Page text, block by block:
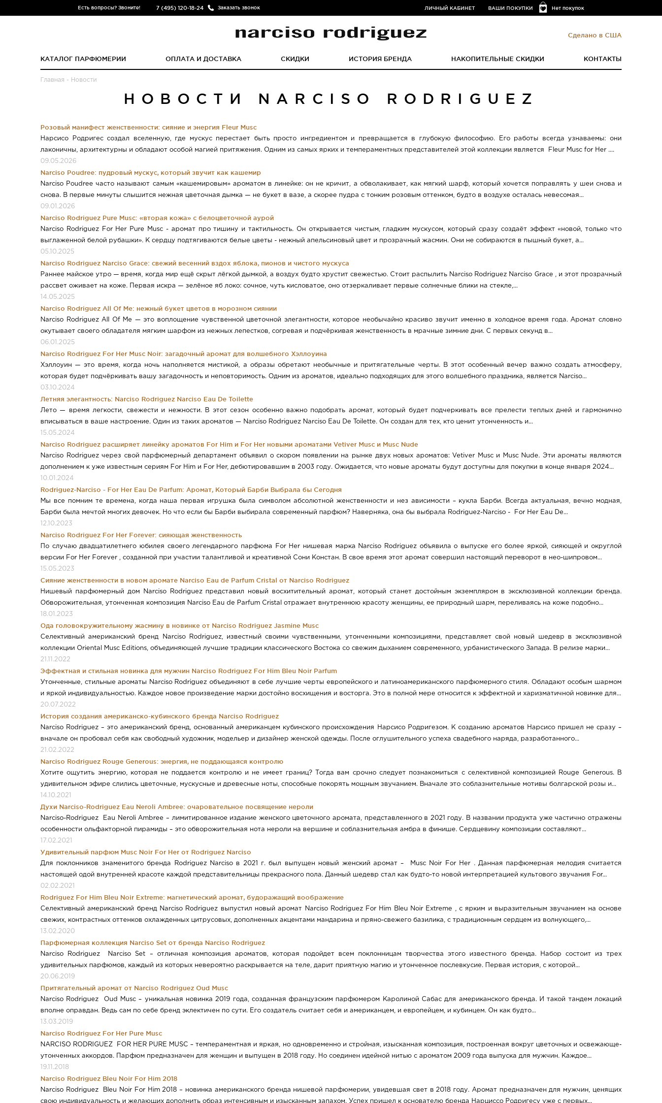
Есть вопросы? Звоните! 7 (495) 120-18-24 Заказать звонок Нет покупок
ЛИЧНЫЙ КАБИНЕТ ВАШИ ПОКУПКИ
Сделано в США
КАТАЛОГ ПАРФЮМЕРИИ ОПЛАТА И ДОСТАВКА СКИДКИ ИСТОРИЯ БРЕНДА НАКОПИТЕЛЬНЫЕ СКИДКИ КОНТАКТЫ
Главная - Новости
НОВОСТИ NARCISO RODRIGUEZ
Розовый манифест женственности: сияние и энергия Fleur Musc
Нарсисо Родригес создал вселенную, где мускус перестает быть просто ингредиентом и превращается в глубокую философию. Его работы всегда узнаваемы: они
лаконичны, архитектурны и обладают особой магией притяжения. Одним из самых ярких и темпераментных представителей этой коллекции является Fleur Musc for Her ....
09.05.2026
Narciso Poudree: пудровый мускус, который звучит как кашемир
Narciso Poudree часто называют самым «кашемировым» ароматом в линейке: он не кричит, а обволакивает, как мягкий шарф, который хочется поправлять у шеи снова и
снова. В первые минуты слышится нежная цветочная дымка — не букет в вазе, а скорее пудра с тонким розовым оттенком, будто в воздухе осталась невесомая...
09.01.2026
Narciso Rodriguez Pure Musc: «вторая кожа» с белоцветочной аурой
Narciso Rodriguez For Her Pure Musc - аромат про тишину и тактильность. Он открывается чистым, гладким мускусом, который сразу создаёт эффект «новой, только что
выглаженной белой рубашки». К сердцу подтягиваются белые цветы - нежный апельсиновый цвет и прозрачный жасмин. Они не собираются в пышный букет, а...
05.10.2025
Narciso Rodriguez Narciso Grace: свежий весенний вздох яблока, пионов и чистого мускуса
Раннее майское утро — время, когда мир ещё скрыт лёгкой дымкой, а воздух будто хрустит свежестью. Стоит распылить Narciso Rodriguez Narciso Grace , и этот прозрачный
рассвет оживает на коже. Первая искра — зелёное яб локо: сочное, чуть кисловатое, оно отзеркаливает первые солнечные блики на стекле,...
14.05.2025
Narciso Rodriguez All Of Me: нежный букет цветов в морозном сиянии
Narciso Rodriguez All Of Me — это воплощение чувственной цветочной элегантности, которое необычайно красиво звучит именно в холодное время года. Аромат словно
окутывает своего обладателя мягким шарфом из нежных лепестков, согревая и подчёркивая женственность в мрачные зимние дни. С первых секунд в...
06.01.2025
Narciso Rodriguez For Her Musc Noir: загадочный аромат для волшебного Хэллоуина
Хэллоуин — это время, когда ночь наполняется мистикой, а образы обретают необычные и притягательные черты. В этот особенный вечер важно создать атмосферу,
которая будет подчёркивать вашу загадочность и неповторимость. Одним из ароматов, идеально подходящих для этого волшебного праздника, является Narciso...
03.10.2024
Летняя элегантность: Narciso Rodriguez Narciso Eau De Toilette
Лето — время легкости, свежести и нежности. В этот сезон особенно важно подобрать аромат, который будет подчеркивать все прелести теплых дней и гармонично
вписываться в ваше настроение. Один из таких ароматов — Narciso Rodriguez Narciso Eau De Toilette. Он создан для тех, кто ценит утонченность и...
15.05.2024
Narciso Rodriguez расширяет линейку ароматов For Him и For Her новыми ароматами Vetiver Musc и Musc Nude
Narciso Rodriguez через свой парфюмерный департамент объявил о скором появлении на рынке двух новых ароматов: Vetiver Musc и Musc Nude. Эти ароматы являются
дополнением к уже известным сериям For Him и For Her, дебютировавшим в 2003 году. Ожидается, что новые ароматы будут доступны для покупки в конце января 2024...
10.01.2024
Rodriguez-Narciso - For Her Eau De Parfum: Аромат, Который Барби Выбрала бы Сегодня
Мы все помним те времена, когда наша первая игрушка была символом абсолютной женственности и нез ависимости – кукла Барби. Всегда актуальная, вечно модная,
Барби была мечтой многих девочек. Но что если бы Барби выбирала современный парфюм? Наверняка, она бы выбрала Rodriguez-Narciso - For Her Eau De...
12.10.2023
Narciso Rodriguez For Her Forever: сияющая женственность
По случаю двадцатилетнего юбилея своего легендарного парфюма For Her нишевая марка Narciso Rodriguez объявила о выпуске его более яркой, сияющей и округлой
версии For Her Forever , созданной при участии талантливой и креативной Сони Констан. В свое время этот аромат совершил настоящий переворот в нео-шипровом...
15.05.2023
Сияние женственности в новом аромате Narciso Eau de Parfum Cristal от Narciso Rodriguez
Нишевый парфюмерный дом Narciso Rodriguez представил новый восхитительный аромат, который станет достойным экземпляром в эксклюзивной коллекции бренда.
Обворожительная, утонченная композиция Narciso Eau de Parfum Cristal отражает внутреннюю красоту женщины, ее природный шарм, переливаясь на коже подобно...
18.01.2023
Ода головокружительному жасмину в новинке от Narciso Rodriguez Jasmine Musc
Селективный американский бренд Narciso Rodriguez, известный своими чувственными, утонченными композициями, представляет свой новый шедевр в эксклюзивной
коллекции Oriental Musc Editions, объединяющей лучшие традиции классического Востока со свежим дыханием современного, урбанистического Запада. В релизе марки...
21.11.2022
Эффектная и стильная новинка для мужчин Narciso Rodriguez For Him Bleu Noir Parfum
Утонченные, стильные ароматы Narciso Rodriguez объединяют в себе лучшие черты европейского и латиноамериканского парфюмерного стиля. Обладают особым шармом
и яркой индивидуальностью. Каждое новое произведение марки достойно восхищения и восторга. Это в полной мере относится к эффектной и харизматичной новинке для...
20.07.2022
История создания американско-кубинского бренда Narciso Rodriguez
Narciso Rodriguez – это американский бренд, основанный американцем кубинского происхождения Нарсисо Родригезом. К созданию ароматов Нарсисо пришел не сразу –
вначале он пробовал себя как свободный художник, модельер и дизайнер женской одежды. После оглушительного успеха свадебного наряда, разработанного...
21.02.2022
Narciso Rodriguez Rouge Generous: энергия, не поддающаяся контролю
Хотите ощутить энергию, которая не поддается контролю и не имеет границ? Тогда вам срочно следует познакомиться с селективной композицией Rouge Generous. В
удивительном эфире слились цветочные, мускусные и древесные ноты, способные покорять мощным звучанием. Вначале это соблазнительные мотивы болгарской розы и...
14.10.2021
Духи Narciso-Rodriguez Eau Neroli Ambree: очаровательное посвящение нероли
Narciso-Rodriguez Eau Neroli Ambree – лимитированное издание женского цветочного аромата, представленного в 2021 году. В названии продукта уже частично отражены
особенности ольфакторной пирамиды – это обворожительная нота нероли на вершине и соблазнительная амбра в финише. Сердцевину композиции составляют...
17.02.2021
Удивительный парфюм Musc Noir For Her от Rodriguez Narciso
Для поклонников знаменитого бренда Rodriguez Narciso в 2021 г. был выпущен новый женский аромат – Musc Noir For Her . Данная парфюмерная мелодия считается
настоящей одой внутренней красоте каждой представительницы прекрасного пола. Данный шедевр стал как будто-то новой интерпретацией культового звучания For...
02.02.2021
Rodriguez For Him Bleu Noir Extreme: магнетический аромат, будоражащий воображение
Селективный американский бренд Narciso Rodriguez выпустил новый аромат Narciso Rodriguez For Him Bleu Noir Extreme , с ярким и выразительным звучанием на основе
свежих, контрастных оттенков охлажденных цитрусовых, дополненных акцентами мандарина и пряно-свежего базилика, с традиционным сердцем из волнующего,...
13.02.2020
Парфюмерная коллекция Narciso Set от бренда Narciso Rodriguez
Narciso Rodriguez Narciso Set – отличная композиция ароматов, которая подойдет всем поклонницам творчества этого известного бренда. Набор состоит из трех
удивительных парфюмов, каждый из которых невероятно раскрывается на теле, дарит приятную магию и утонченное послевкусие. Первая история, с которой...
20.06.2019
Притягательный аромат от Narciso Rodriguez Oud Musc
Narciso Rodriguez Oud Musc – уникальная новинка 2019 года, созданная французским парфюмером Каролиной Сабас для американского бренда. И такой тандем локаций
вполне оправдан. Ведь сам по себе бренд эклектичен по сути. Его создатель считает себя и американцем, и европейцем, и кубинцем. Он как будто...
13.03.2019
Narciso Rodriguez For Her Pure Musc
NARCISO RODRIGUEZ FOR HER PURE MUSC – темпераментная и яркая, но одновременно и стройная, изысканная композиция, построенная вокруг цветочных и освежающе-
утонченных аккордов. Парфюм предназначен для женщин и выпущен в 2018 году. Но соединен идейной нитью с ароматом 2009 года выпуска для мужчин. Каждое...
19.11.2018
Narciso Rodriguez Bleu Noir For Him 2018
Narciso Rodriguez Bleu Noir For Him 2018 – новинка американского бренда нишевой парфюмерии, увидевшая свет в 2018 году. Аромат предназначен для мужчин, ценящих
свою индивидуальность и желающих дополнить образ интенсивным и изысканным запахом. Успех пришел к основателю бренда Нарциссо Родригесу уже с первых...